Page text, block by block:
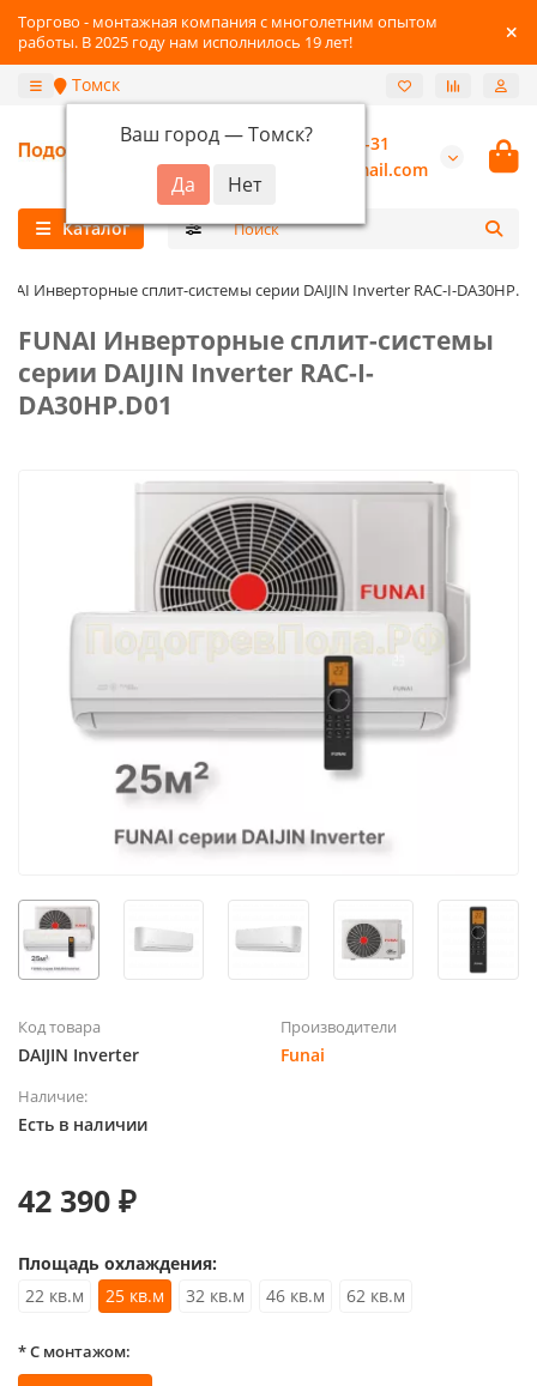
Торгово - монтажная компания с многолетним опытом
работы. В 2025 году нам исполнилось 19 лет!
Томск
Ваш город —Томск?
+7-3822-96-03-31
burannsk@gmail.com
Каталог
Инверторные сплит-системы серии DAIJIN Inverter RAC-I-
FUNAI Инверторные сплит-системы
серии DAIJIN Inverter RAC-I-
DA30HP.D01
Код товара
DAIJIN Inverter
Производители
Funai
Наличие:
Есть в наличии
42 390 ₽
Площадь охлаждения:
22 кв.м
25 кв.м 32 кв.м 46 кв.м 62 кв.м
* С монтажом: